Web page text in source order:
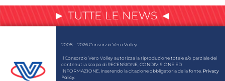
► TUTTE LE NEWS ◄
2008 – 2026 Consorzio Vero Volley
Il Consorzio Vero Volley autorizza la riproduzione totale e/o parziale dei
contenuti a scopo di RECENSIONE, CONDIVISIONE ED
INFORMAZIONE, inserendo la citazione obbligatoria della fonte. Privacy
Policy